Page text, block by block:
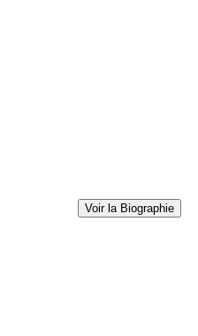
Voir la Biographie